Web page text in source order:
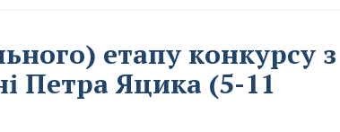
етапу конкурсу з
Петра Яцика (5-11